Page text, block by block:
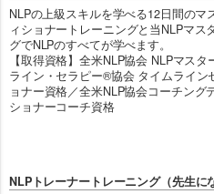
NLPの上級スキルを学べる12日間の
ィショナートレーニングと当NLPマ
グでNLPのすべてが学べます。
【取得資格】全米NLP協会 NLPマス
ライン・セラピー®協会 タイムライ
ョナー資格／全米NLP協会コーチン
ショナーコーチ資格
NLPトレーナートレーニング（先生に